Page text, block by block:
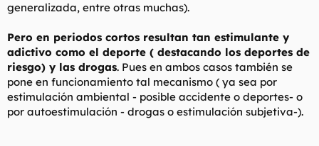
generalizada, entre otras muchas).
Pero en periodos cortos resultan tan estimulante y
adictivo como el deporte ( destacando los deportes de
riesgo) y las drogas. Pues en ambos casos también se
pone en funcionamiento tal mecanismo ( ya sea por
estimulación ambiental - posible accidente o deportes- o
por autoestimulación - drogas o estimulación subjetiva-).